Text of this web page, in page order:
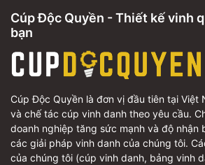
Cúp Độc Quyền - Thiết kế vinh
bạn
Cúp Độc Quyền là đơn vị đầu tiên tại Việt
và chế tác cúp vinh danh theo yêu cầu.
doanh nghiệp tăng sức mạnh và độ nhận
các giải pháp vinh danh của chúng tôi.
của chúng tôi (cúp vinh danh, bảng vinh